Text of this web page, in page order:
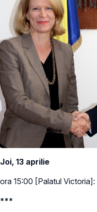
Joi, 13 aprilie
ora 15:00 [Palatul Victoria]:
***